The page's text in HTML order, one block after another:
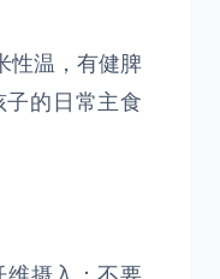
性温，有健脾
的日常主食